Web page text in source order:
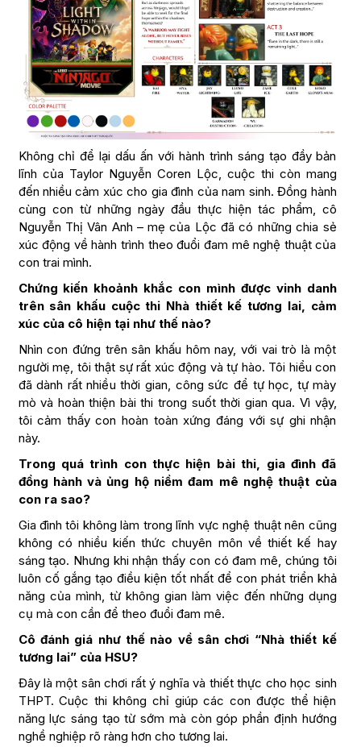
Không chỉ để lại dấu ấn với hành trình sáng tạo đầy bản
lĩnh của Taylor Nguyễn Coren Lộc, cuộc thi còn mang
đến nhiều cảm xúc cho gia đình của nam sinh. Đồng hành
cùng con từ những ngày đầu thực hiện tác phẩm, cô
Nguyễn Thị Vân Anh – mẹ của Lộc đã có những chia sẻ
xúc động về hành trình theo đuổi đam mê nghệ thuật của
con trai mình.
Chứng kiến khoảnh khắc con mình được vinh danh
trên sân khấu cuộc thi Nhà thiết kế tương lai, cảm
xúc của cô hiện tại như thế nào?
Nhìn con đứng trên sân khấu hôm nay, với vai trò là một
người mẹ, tôi thật sự rất xúc động và tự hào. Tôi hiểu con
đã dành rất nhiều thời gian, công sức để tự học, tự mày
mò và hoàn thiện bài thi trong suốt thời gian qua. Vì vậy,
tôi cảm thấy con hoàn toàn xứng đáng với sự ghi nhận
này.
Trong quá trình con thực hiện bài thi, gia đình đã
đồng hành và ủng hộ niềm đam mê nghệ thuật của
con ra sao?
Gia đình tôi không làm trong lĩnh vực nghệ thuật nên cũng
không có nhiều kiến thức chuyên môn về thiết kế hay
sáng tạo. Nhưng khi nhận thấy con có đam mê, chúng tôi
luôn cố gắng tạo điều kiện tốt nhất để con phát triển khả
năng của mình, từ không gian làm việc đến những dụng
cụ mà con cần để theo đuổi đam mê.
Cô đánh giá như thế nào về sân chơi “Nhà thiết kế
tương lai” của HSU?
Đây là một sân chơi rất ý nghĩa và thiết thực cho học sinh
THPT. Cuộc thi không chỉ giúp các con được thể hiện
năng lực sáng tạo từ sớm mà còn góp phần định hướng
nghề nghiệp rõ ràng hơn cho tương lai.